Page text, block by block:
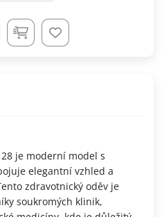
je moderní model s
elegantní vzhled a
zdravotnický oděv je
soukromých klinik,